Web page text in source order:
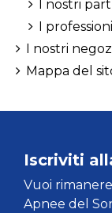
I nostri
I
I nostri
Mappa del
Iscriviti
Vuoi
Apnee del